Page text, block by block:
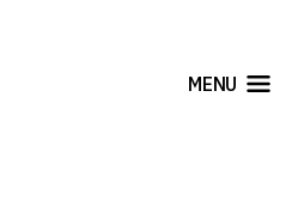
MENU